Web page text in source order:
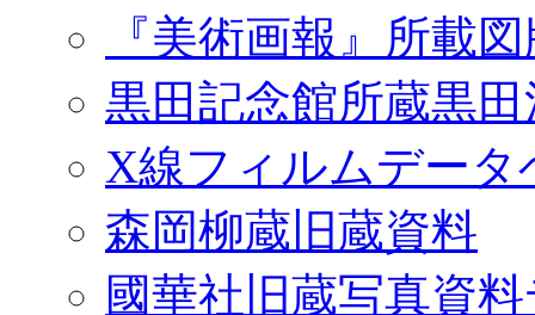
『美術画報』所載
黒田記念館所蔵黒
X線フィルムデータ
森岡柳蔵旧蔵資料
國華社旧蔵写真資